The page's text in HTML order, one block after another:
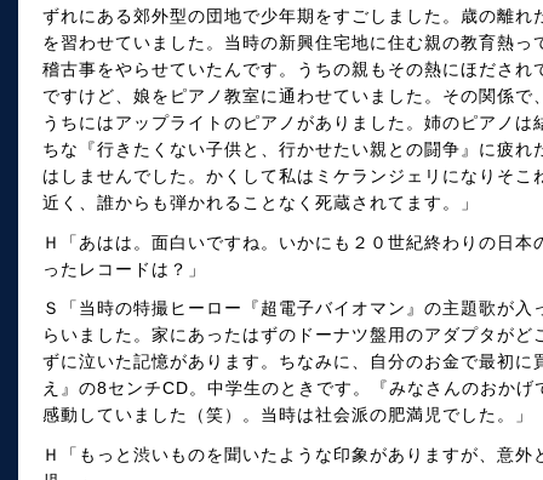
ずれにある郊外型の団地で少年期をすごしました。歳の離
を習わせていました。当時の新興住宅地に住む親の教育熱
稽古事をやらせていたんです。うちの親もその熱にほださ
ですけど、娘をピアノ教室に通わせていました。その関係
うちにはアップライトのピアノがありました。姉のピアノ
ちな『行きたくない子供と、行かせたい親との闘争』に疲
はしませんでした。かくして私はミケランジェリになりそ
近く、誰からも弾かれることなく死蔵されてます。」
Ｈ「あはは。面白いですね。いかにも２０世紀終わりの日
ったレコードは？」
Ｓ「当時の特撮ヒーロー『超電子バイオマン』の主題歌が
らいました。家にあったはずのドーナツ盤用のアダプタが
ずに泣いた記憶があります。ちなみに、自分のお金で最初
え』の8センチCD。中学生のときです。『みなさんのおか
感動していました（笑）。当時は社会派の肥満児でした。」
Ｈ「もっと渋いものを聞いたような印象がありますが、意